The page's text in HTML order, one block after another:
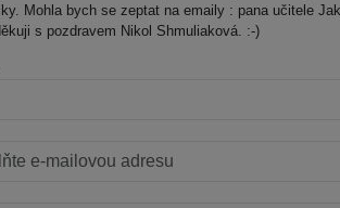
Mohla bych se zeptat na emaily : pana učitele
s pozdravem Nikol Shmuliaková. :-)